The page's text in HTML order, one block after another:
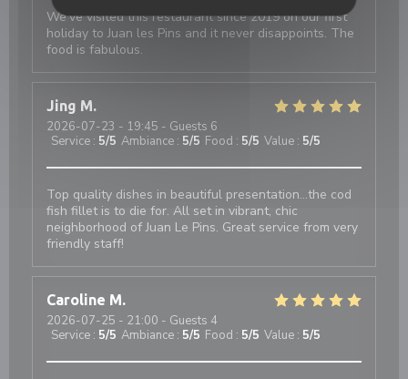
We’ve visited this restaurant since 2019 on our first
holiday to Juan les Pins and it never disappoints. The
food is fabulous.
Jing M
2026-07-23 - 19:45 - Guests 6
Service : 5/5 Ambiance : 5/5 Food : 5/5 Value : 5/5
Top quality dishes in beautiful presentation...the cod
fish fillet is to die for. All set in vibrant, chic
neighborhood of Juan Le Pins. Great service from very
friendly staff!
Caroline M
2026-07-25 - 21:00 - Guests 4
Service : 5/5 Ambiance : 5/5 Food : 5/5 Value : 5/5